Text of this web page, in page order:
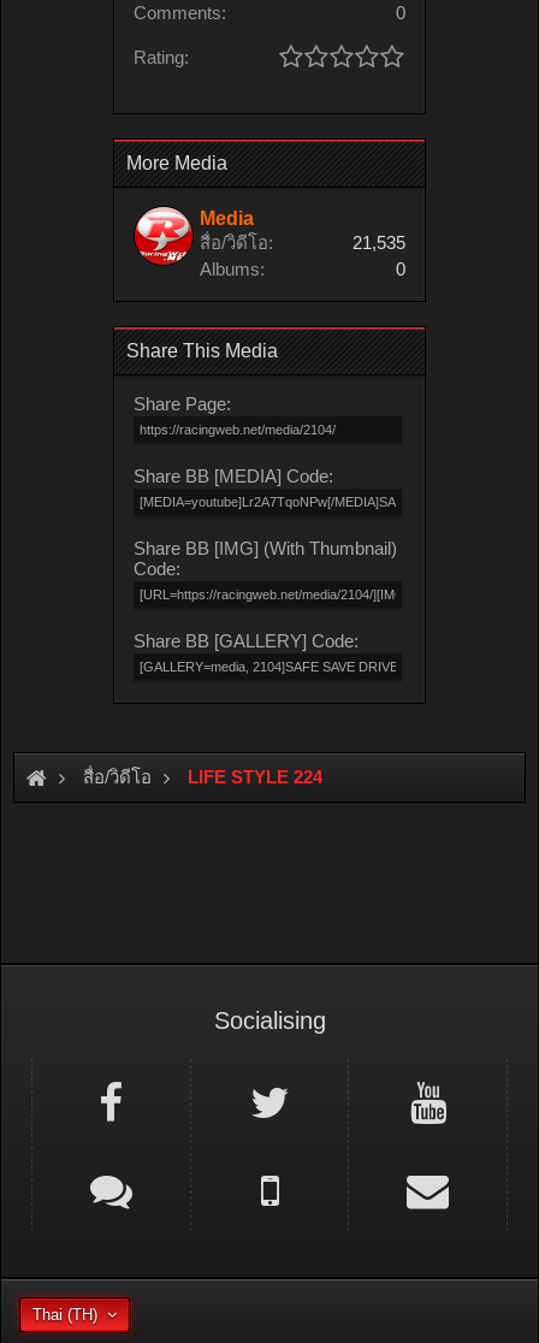
Comments:
0
Rating:
More Media
Media
สื่อ/วิดีโอ:
21,535
Albums:
0
Share This Media
Share Page:
Share BB [MEDIA] Code:
Share BB [IMG] (With Thumbnail)
Code:
Share BB [GALLERY] Code:
สื่อ/วิดีโอ LIFE STYLE 224
Socialising
Thai (TH)